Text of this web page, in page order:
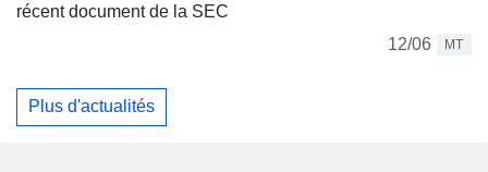
récent document de la SEC
12/06
MT
Plus d'actualités